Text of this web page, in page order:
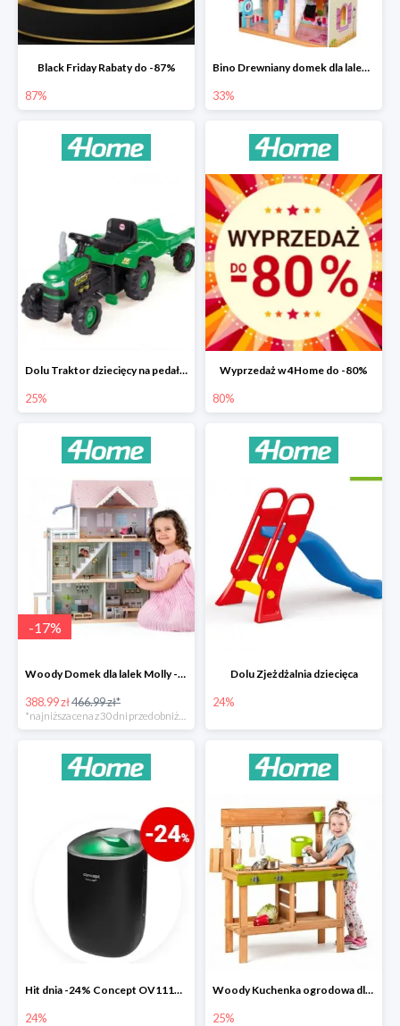
Black Friday Rabaty do -87%
87%
Bino Drewniany domek dla lalek z mebelkami -33%
33%
Dolu Traktor dziecięcy na pedały z przyczepką -25%
25%
Wyprzedaż w 4Home do -80%
80%
-17%
Woody Domek dla lalek Molly -78zł
388.99 zł466.99 zł*
Dolu Zjeżdżalnia dziecięca
24%
Hit dnia -24% Concept OV1110 osuszacz powietrza Perfect Air
24%
Woody Kuchenka ogrodowa dla dzieci Rosalie
25%